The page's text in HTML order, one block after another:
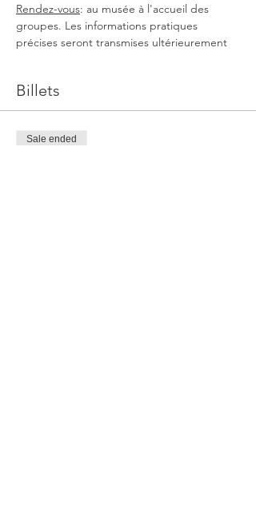
Rendez-vous: au musée à l'accueil des
groupes. Les informations pratiques
précises seront transmises ultérieurement
Billets
Sale ended